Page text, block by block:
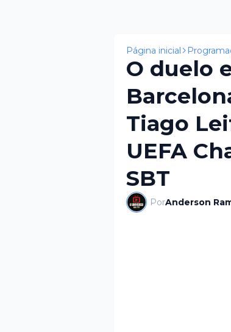
Página inicial
O duelo
Tiago
UEFA
SBT
PorAnderson